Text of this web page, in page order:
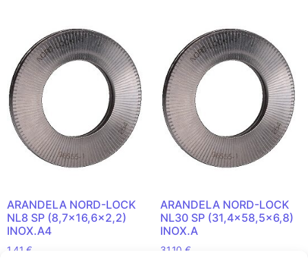
ARANDELA NORD-LOCK
NL8 SP (8,7×16,6×2,2)
INOX.A4
1,41 €
ARANDELA NORD-LOCK
NL30 SP (31,4×58,5×6,8)
INOX.A
31,10 €